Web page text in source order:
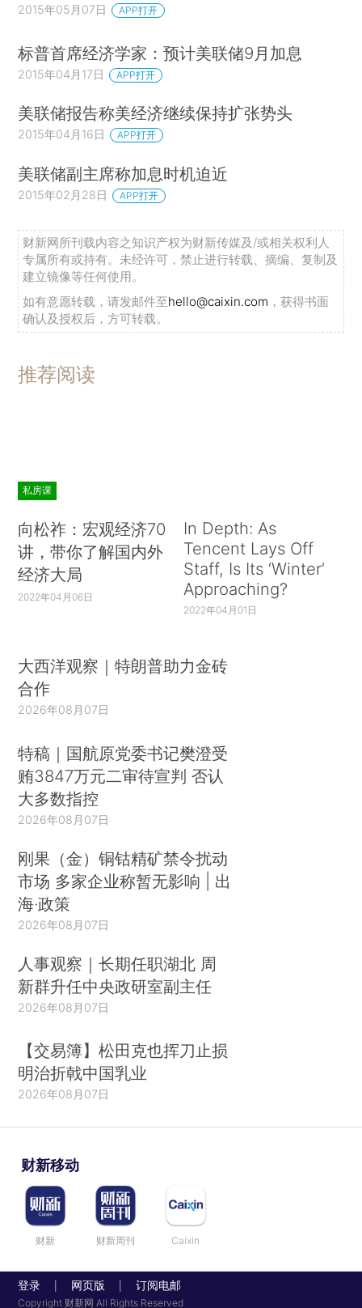
2015年05月07日 APP打开
标普首席经济学家：预计美联储9月加息
2015年04月17日 APP打开
美联储报告称美经济继续保持扩张势头
2015年04月16日 APP打开
美联储副主席称加息时机迫近
2015年02月28日 APP打开
财新网所刊载内容之知识产权为财新传媒及/或相关权利人
专属所有或持有。未经许可，禁止进行转载、摘编、复制及
建立镜像等任何使用。
如有意愿转载，请发邮件至hello@caixin.com ，获得书面
确认及授权后，方可转载。
推荐阅读
私房课
向松祚：宏观经济70
讲，带你了解国内外
经济大局
2022年04月06日
In Depth: As
Tencent Lays Off
Staff, Is Its ‘Winter’
Approaching?
2022年04月01日
大西洋观察｜特朗普助力金砖
合作
2026年08月07日
特稿｜国航原党委书记樊澄受
贿3847万元二审待宣判 否认
大多数指控
2026年08月07日
刚果（金）铜钴精矿禁令扰动
市场 多家企业称暂无影响 | 出
海·政策
2026年08月07日
人事观察｜长期任职湖北 周
新群升任中央政研室副主任
2026年08月07日
【交易簿】松田克也挥刀止损
明治折戟中国乳业
2026年08月07日
财新移动
财新 财新周刊 Caixin
登录 网页版 订阅电邮
Copyright 财新网 All Rights Reserved